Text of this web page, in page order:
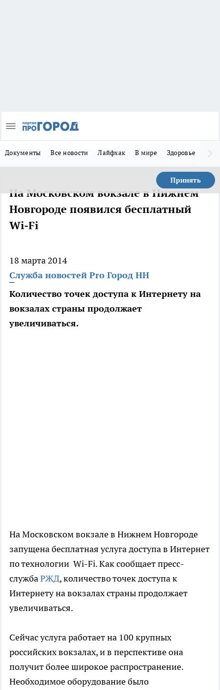
Документы Все новости Лайфхак В мире Здоровье
Принять
На Московском вокзале в Нижнем
Новгороде появился бесплатный
Wi-Fi
18 марта 2014
Служба новостей Pro Город НН
Количество точек доступа к Интернету на
вокзалах страны продолжает
увеличиваться.
На Московском вокзале в Нижнем Новгороде
запущена бесплатная услуга доступа в Интернет
по технологии Wi-Fi. Как сообщает пресс-
службаРЖД, количество точек доступа к
Интернету на вокзалах страны продолжает
увеличиваться.
Сейчас услуга работает на 100 крупных
российских вокзалах, и в перспективе она
получит более широкое распространение.
Необходимое оборудование было